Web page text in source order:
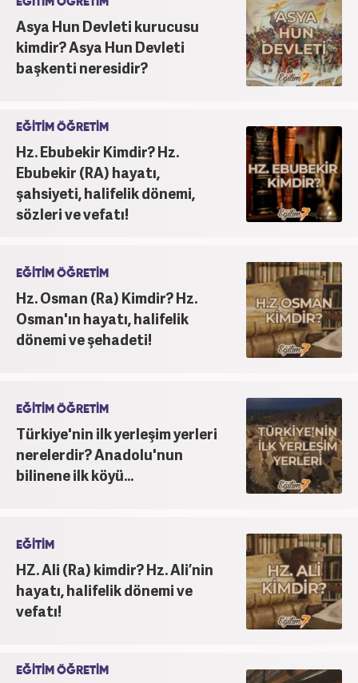
Asya Hun Devleti kurucusu
kimdir? Asya Hun Devleti
başkenti neresidir?
EĞİTİM ÖĞRETİM
Hz. Ebubekir Kimdir? Hz.
Ebubekir (RA) hayatı,
şahsiyeti, halifelik dönemi,
sözleri ve vefatı!
EĞİTİM ÖĞRETİM
Hz. Osman (Ra) Kimdir? Hz.
Osman'ın hayatı, halifelik
dönemi ve şehadeti!
EĞİTİM ÖĞRETİM
Türkiye'nin ilk yerleşim yerleri
nerelerdir? Anadolu'nun
bilinene ilk köyü...
EĞİTİM
HZ. Ali (Ra) kimdir? Hz. Ali’nin
hayatı, halifelik dönemi ve
vefatı!
EĞİTİM ÖĞRETİM